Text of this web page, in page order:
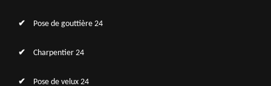
Pose de gouttière 24
Charpentier 24
Pose de velux 24